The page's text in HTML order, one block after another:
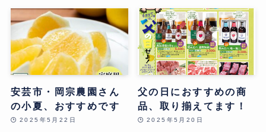
安芸市・岡宗農園さん
の小夏、おすすめです
2025年5月22日
父の日におすすめの商
品、取り揃えてます！
2025年5月20日